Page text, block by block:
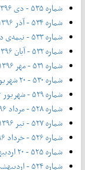
شماره ۵۳۵ - دی ۱۳۹۶
شماره ۵۳۴ - آذر ۱۳۹۶
شماره ۵۳۳ - نیمه‌ی دوم آبان ۱۳۹۶
شماره ۵۳۲ - آبان ۱۳۹۶
شماره ۵۳۱ - مهر ۱۳۹۶
شماره ۵۳۰ - ۲۰ شهریور ۱۳۹۶
شماره ۵۲۹ - شهریور ۱۳۹۶
شماره ۵۲۸ - مرداد ۱۳۹۶
شماره ۵۲۷ - تیر ۱۳۹۶
شماره ۵۲۶ - خرداد ۱۳۹۶
شماره ۵۲۵ - ۲۰ اردیبهشت ۱۳۹۶
شماره ۵۲۴ - اردیبهشت ۱۳۹۶